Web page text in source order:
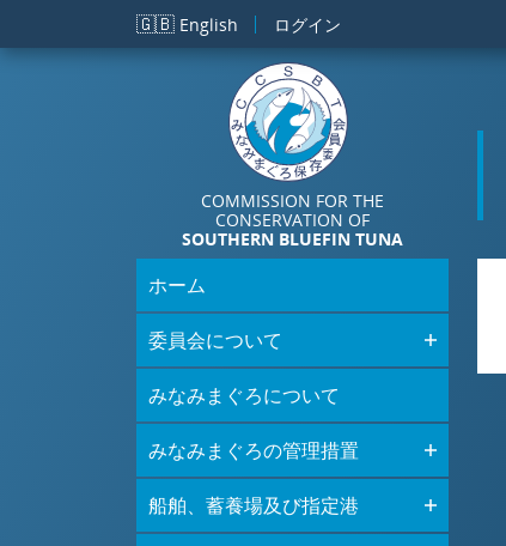
メインコンテンツに移動
🇬🇧 English ログイン
COMMISSION FOR THE
CONSERVATION OF
SOUTHERN BLUEFIN TUNA
ホーム
委員会について
みなみまぐろについて
みなみまぐろの管理措置
船舶、蓄養場及び指定港